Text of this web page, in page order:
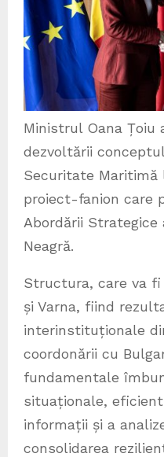
Ministrul Oana
dezvoltării
Securitate Maritimă
proiect-fanion care
Abordării Strategice
Neagră.
Structura, care va
și Varna, fiind
interinstituționale
coordonării cu
fundamentale
situaționale,
informații și a
consolidarea